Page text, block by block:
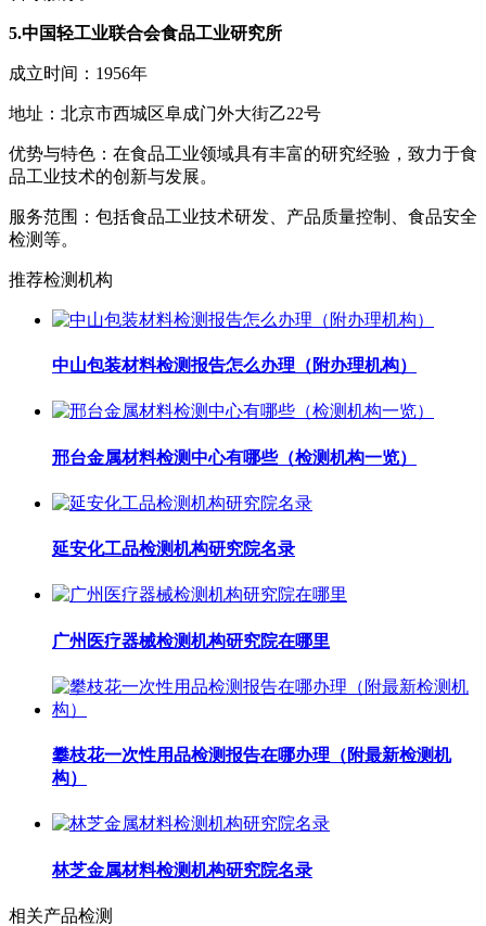
5.中国轻工业联合会食品工业研究所
成立时间：1956年
地址：北京市西城区阜成门外大街乙22号
优势与特色：在食品工业领域具有丰富的研究经验，致力于食
品工业技术的创新与发展。
服务范围：包括食品工业技术研发、产品质量控制、食品安全
检测等。
推荐检测机构
中山包装材料检测报告怎么办理（附办理机构）
邢台金属材料检测中心有哪些（检测机构一览）
延安化工品检测机构研究院名录
广州医疗器械检测机构研究院在哪里
攀枝花一次性用品检测报告在哪办理（附最新检测机
构）
林芝金属材料检测机构研究院名录
相关产品检测